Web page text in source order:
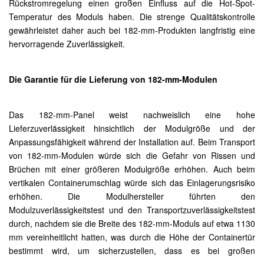
Rückstromregelung einen großen Einfluss auf die Hot-Spot-
Temperatur des Moduls haben. Die strenge Qualitätskontrolle
gewährleistet daher auch bei 182-mm-Produkten langfristig eine
hervorragende Zuverlässigkeit.
Die Garantie für die Lieferung von 182-mm-Modulen
Das 182-mm-Panel weist nachweislich eine hohe
Lieferzuverlässigkeit hinsichtlich der Modulgröße und der
Anpassungsfähigkeit während der Installation auf. Beim Transport
von 182-mm-Modulen würde sich die Gefahr von Rissen und
Brüchen mit einer größeren Modulgröße erhöhen. Auch beim
vertikalen Containerumschlag würde sich das Einlagerungsrisiko
erhöhen. Die Modulhersteller führten den
Modulzuverlässigkeitstest und den Transportzuverlässigkeitstest
durch, nachdem sie die Breite des 182-mm-Moduls auf etwa 1130
mm vereinheitlicht hatten, was durch die Höhe der Containertür
bestimmt wird, um sicherzustellen, dass es bei großen